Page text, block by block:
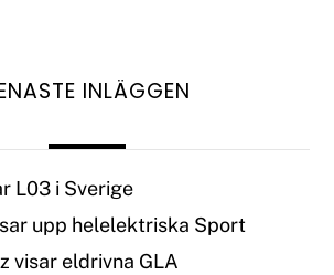
INLÄGGEN
L03 i Sverige
upp helelektriska Sport
visar eldrivna GLA